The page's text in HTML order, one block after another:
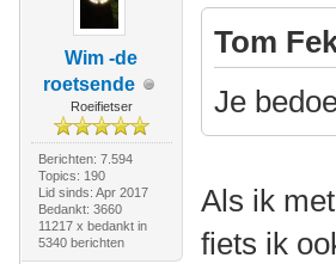
Wim -de
roetsende
Roeifietser
Berichten: 7.594
Topics: 190
Lid sinds: Apr 2017
Bedankt: 3660
11217 x bedankt in
5340 berichten
Tom
Je
Als ik
fiets ik